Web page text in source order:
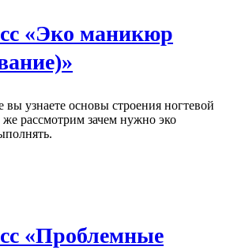
«Эко маникюр
вы узнаете основы строения ногтевой
рассмотрим зачем нужно эко
«Проблемные